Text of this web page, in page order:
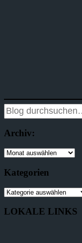
Archiv:
Kategorien
LOKALE LINKS